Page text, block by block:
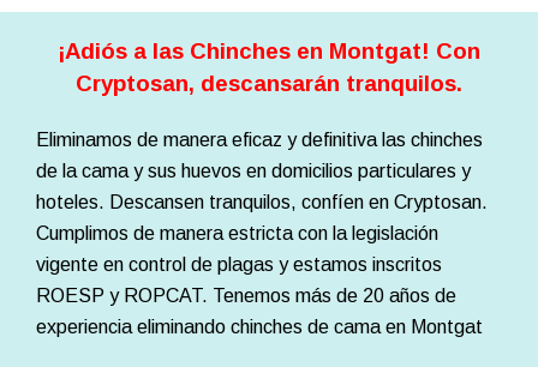
¡Adiós a las Chinches en Montgat! Con
Cryptosan, descansarán tranquilos.
Eliminamos de manera eficaz y definitiva las chinches
de la cama y sus huevos en domicilios particulares y
hoteles. Descansen tranquilos, confíen en Cryptosan.
Cumplimos de manera estricta con la legislación
vigente en control de plagas y estamos inscritos
ROESP y ROPCAT. Tenemos más de 20 años de
experiencia eliminando chinches de cama en Montgat